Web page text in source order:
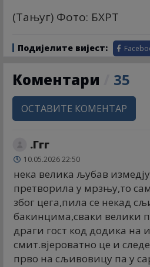
(Тањуг) Фото: БХРТ
Подијелите вијест:
Коментари 35
ОСТАВИТЕ КОМЕНТАР
.Ггг
10.05.2026 22:50
нека велика љубав
претворила у мрзњу,то
због цега,пила се некад
бакинцима,сваки велики
драги гост код додика на
смит.вјероватно це и
прво на сљивовицу па у